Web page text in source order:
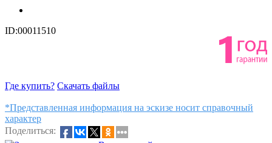
ID:00011510
Где купить? Скачать файлы
*Представленная информация на эскизе носит справочный
характер
Поделиться: